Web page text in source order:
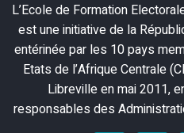
L’Ecole de Formation
est une initiative de la
entérinée par les 10 pays
Etats de l’Afrique Centrale
Libreville en mai 2011,
responsables des